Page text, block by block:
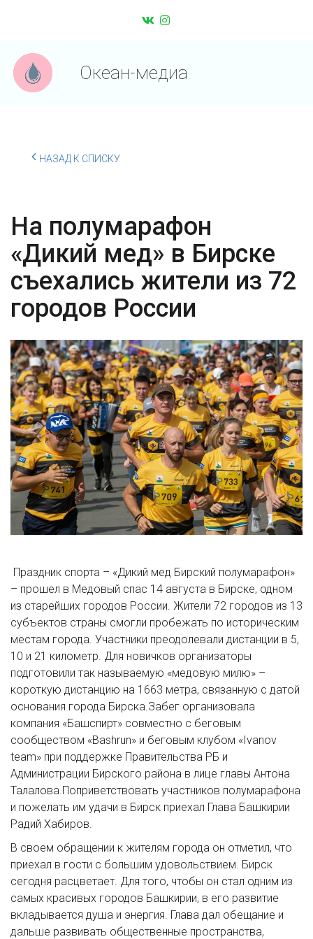
Океан-медиа
НАЗАД К СПИСКУ
На полумарафон
«Дикий мед» в Бирске
съехались жители из 72
городов России
Праздник спорта – «Дикий мед Бирский полумарафон»
– прошел в Медовый спас 14 августа в Бирске, одном
из старейших городов России. Жители 72 городов из 13
субъектов страны смогли пробежать по историческим
местам города. Участники преодолевали дистанции в 5,
10 и 21 километр. Для новичков организаторы
подготовили так называемую «медовую милю» –
короткую дистанцию на 1663 метра, связанную с датой
основания города Бирска.Забег организовала
компания «Башспирт» совместно с беговым
сообществом «Bashrun» и беговым клубом «Ivanov
team» при поддержке Правительства РБ и
Администрации Бирского района в лице главы Антона
Талалова.Поприветствовать участников полумарафона
и пожелать им удачи в Бирск приехал Глава Башкирии
Радий Хабиров.
В своем обращении к жителям города он отметил, что
приехал в гости с большим удовольствием. Бирск
сегодня расцветает. Для того, чтобы он стал одним из
самых красивых городов Башкирии, в его развитие
вкладывается душа и энергия. Глава дал обещание и
дальше развивать общественные пространства,